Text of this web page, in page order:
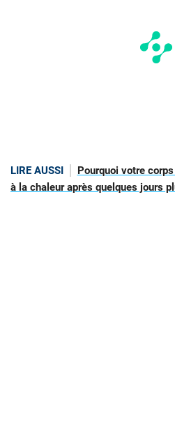
LIRE AUSSI
Pourquoi votre
à la chaleur après quelques jours